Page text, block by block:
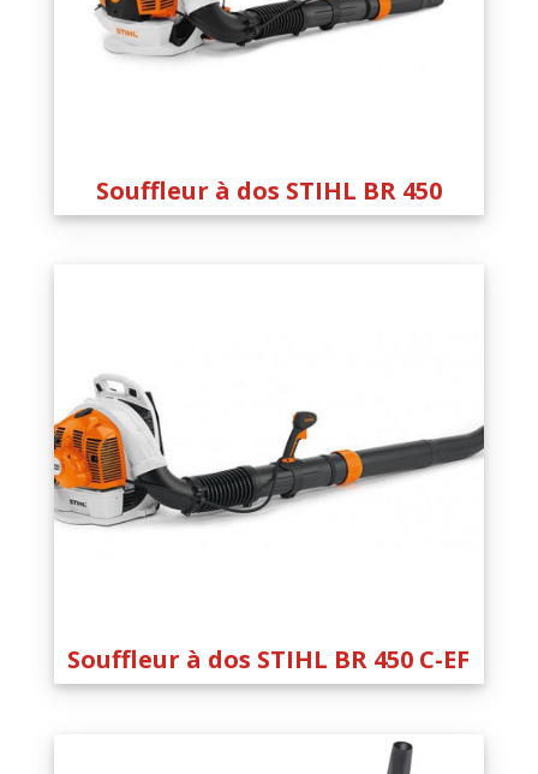
Souffleur à dos STIHL BR 450
Souffleur à dos STIHL BR 450 C-EF